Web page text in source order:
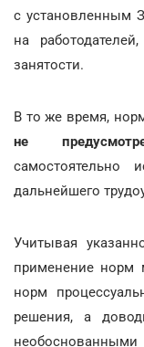
с установленным
на
занятости.
В то же время,
не
дальнейшего
Учитывая
применение норм
норм
решения, а
необоснованными